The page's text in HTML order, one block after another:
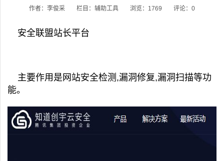
作者：李俊采 栏目： 辅助工具 浏览：1769 评论：0
安全联盟站长平台
主要作用是网站安全检测,漏洞修复,漏洞扫描等功
能。